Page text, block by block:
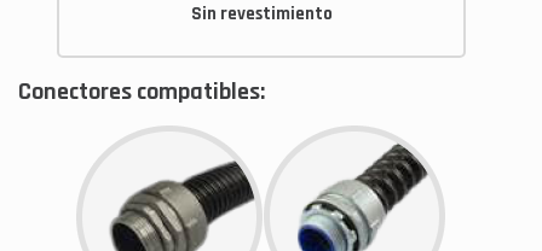
Sin revestimiento
Conectores compatibles: